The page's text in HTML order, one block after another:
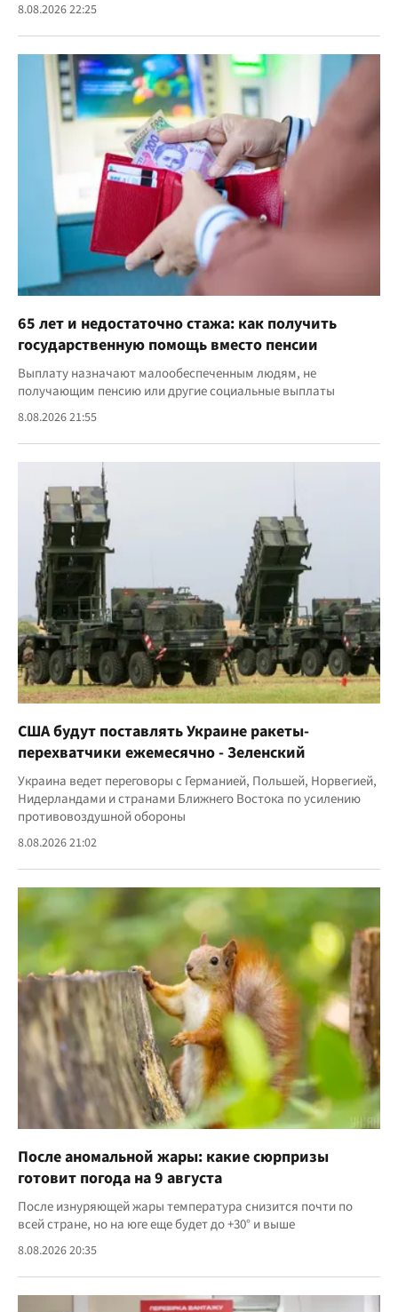
8.08.2026 22:25
65 лет и недостаточно стажа: как получить
государственную помощь вместо пенсии
Выплату назначают малообеспеченным людям, не
получающим пенсию или другие социальные выплаты
8.08.2026 21:55
США будут поставлять Украине ракеты-
перехватчики ежемесячно - Зеленский
Украина ведет переговоры с Германией, Польшей, Норвегией,
Нидерландами и странами Ближнего Востока по усилению
противовоздушной обороны
8.08.2026 21:02
После аномальной жары: какие сюрпризы
готовит погода на 9 августа
После изнуряющей жары температура снизится почти по
всей стране, но на юге еще будет до +30° и выше
8.08.2026 20:35